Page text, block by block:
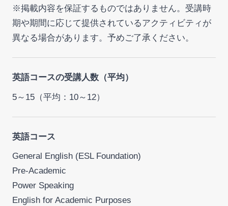
※掲載内容を保証するものではありません。受講時
期や期間に応じて提供されているアクティビティが
異なる場合があります。予めご了承ください。
英語コースの受講人数（平均）
5～15（平均：10～12）
英語コース
General English (ESL Foundation)
Pre-Academic
Power Speaking
English for Academic Purposes